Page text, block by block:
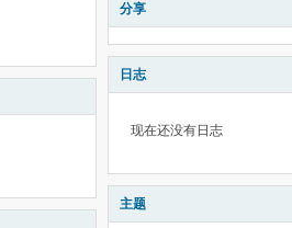
分享
日志
现在还没有日志
主题